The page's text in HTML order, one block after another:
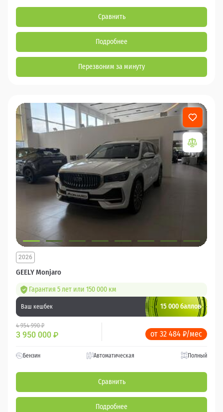
Сравнить
Подробнее
Перезвоним за минуту
GEELY Monjaro
2026
Гарантия 5 лет или 150 000 км
Ваш кешбек 15 000 баллов
4 954 990 ₽
3 950 000 ₽ от 32 484 ₽/мес
Бензин Автоматическая Полный
Сравнить
Подробнее